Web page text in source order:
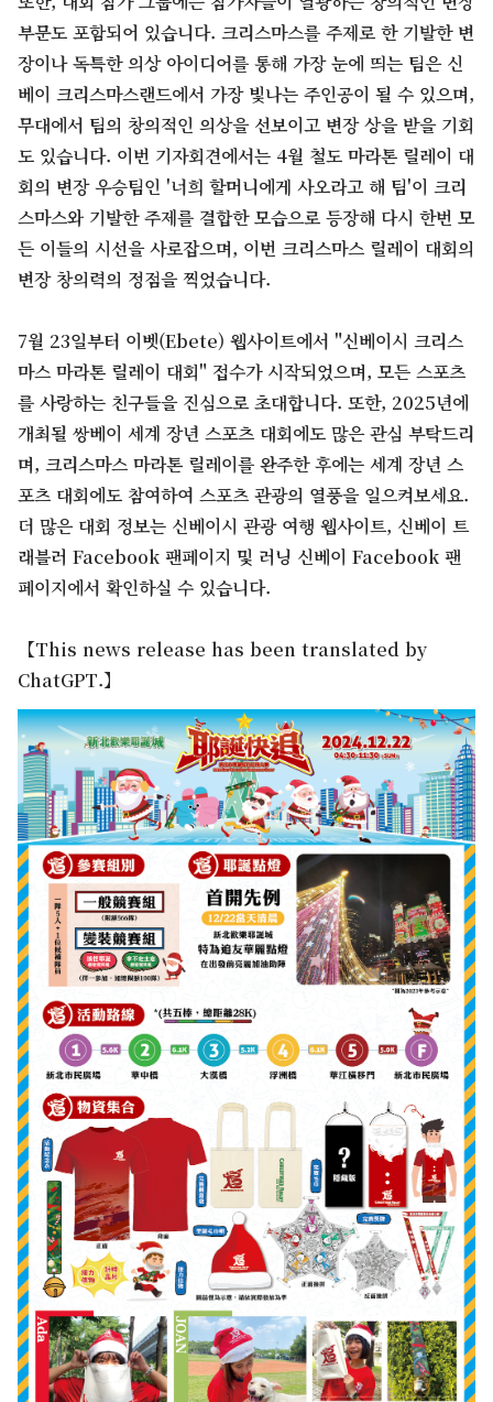
부문도 포함되어 있습니다. 크리스마스를 주제로 한 기발한 변
장이나 독특한 의상 아이디어를 통해 가장 눈에 띄는 팀은 신
베이 크리스마스랜드에서 가장 빛나는 주인공이 될 수 있으며,
무대에서 팀의 창의적인 의상을 선보이고 변장 상을 받을 기회
도 있습니다. 이번 기자회견에서는 4월 철도 마라톤 릴레이 대
회의 변장 우승팀인 '너희 할머니에게 사오라고 해 팀'이 크리
스마스와 기발한 주제를 결합한 모습으로 등장해 다시 한번 모
든 이들의 시선을 사로잡으며, 이번 크리스마스 릴레이 대회의
변장 창의력의 정점을 찍었습니다.
7월 23일부터 이벳(Ebete) 웹사이트에서 "신베이시 크리스
마스 마라톤 릴레이 대회" 접수가 시작되었으며, 모든 스포츠
를 사랑하는 친구들을 진심으로 초대합니다. 또한, 2025년에
개최될 쌍베이 세계 장년 스포츠 대회에도 많은 관심 부탁드리
며, 크리스마스 마라톤 릴레이를 완주한 후에는 세계 장년 스
포츠 대회에도 참여하여 스포츠 관광의 열풍을 일으켜보세요.
더 많은 대회 정보는 신베이시 관광 여행 웹사이트, 신베이 트
래블러 Facebook 팬페이지 및 러닝 신베이 Facebook 팬
페이지에서 확인하실 수 있습니다.
【This news release has been translated by
ChatGPT.】